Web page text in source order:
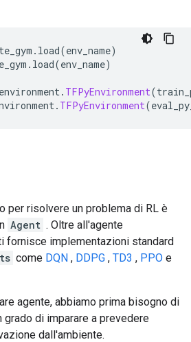
. load(env_name)
. load(env_name)
. TFPyEnvironment(
. TFPyEnvironment(
per risolvere un problema di RL è
Agent . Oltre all'agente
fornisce implementazioni standard
come DQN , DDPG , TD3 , PPO e
agente, abbiamo prima bisogno di
grado di imparare a prevedere
dall'ambiente.